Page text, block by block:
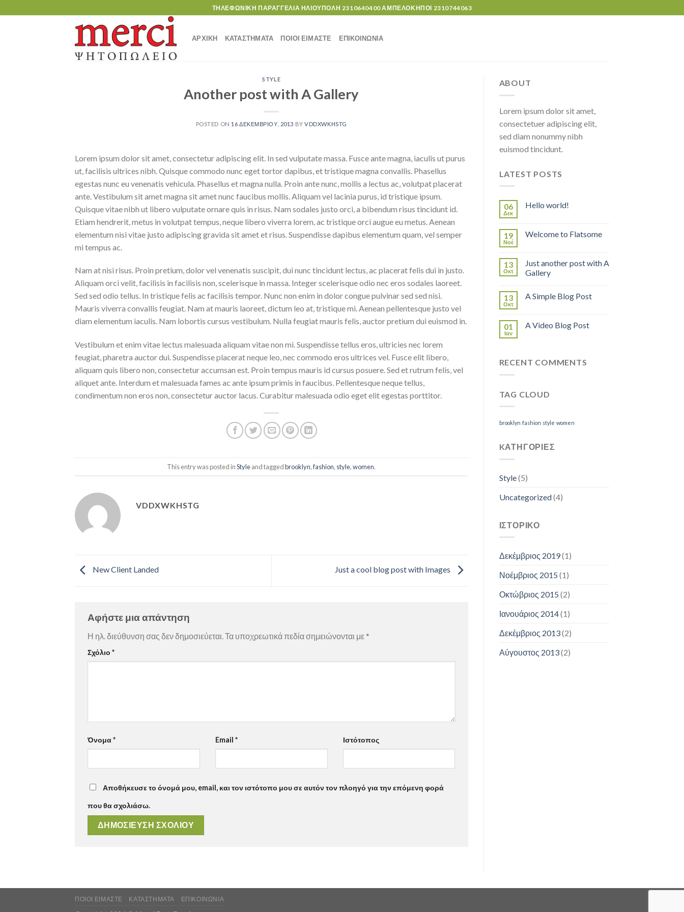
to
ΤΗΛΕΦΩΝΙΚΗ ΠΑΡΑΓΓΕΛΙΑ ΗΛΙΟΥΠΟΛΗ 2310640400ΑΜΠΕΛΟΚΗΠΟΙ 2310744063
ΑΡΧΙΚΗ ΚΑΤΑΣΤΗΜΑΤΑ ΠΟΙΟΙ ΕΙΜΑΣΤΕ ΕΠΙΚΟΙΝΩΝΙΑ
STYLE
Another post with A Gallery
POSTED ON 16 ΔΕΚΕΜΒΡΊΟΥ, 2013 BYVDDXWKHSTG
Lorem ipsum dolor sit amet, consectetur adipiscing elit. In sed vulputate massa. Fusce ante magna, iaculis ut purus
ut, facilisis ultrices nibh. Quisque commodo nunc eget tortor dapibus, et tristique magna convallis. Phasellus
egestas nunc eu venenatis vehicula. Phasellus et magna nulla. Proin ante nunc, mollis a lectus ac, volutpat placerat
ante. Vestibulum sit amet magna sit amet nunc faucibus mollis. Aliquam vel lacinia purus, id tristique ipsum.
Quisque vitae nibh ut libero vulputate ornare quis in risus. Nam sodales justo orci, a bibendum risus tincidunt id.
Etiam hendrerit, metus in volutpat tempus, neque libero viverra lorem, ac tristique orci augue eu metus. Aenean
elementum nisi vitae justo adipiscing gravida sit amet et risus. Suspendisse dapibus elementum quam, vel semper
mi tempus ac.
Nam at nisi risus. Proin pretium, dolor vel venenatis suscipit, dui nunc tincidunt lectus, ac placerat felis dui in justo.
Aliquam orci velit, facilisis in facilisis non, scelerisque in massa. Integer scelerisque odio nec eros sodales laoreet.
Sed sed odio tellus. In tristique felis ac facilisis tempor. Nunc non enim in dolor congue pulvinar sed sed nisi.
Mauris viverra convallis feugiat. Nam at mauris laoreet, dictum leo at, tristique mi. Aenean pellentesque justo vel
diam elementum iaculis. Nam lobortis cursus vestibulum. Nulla feugiat mauris felis, auctor pretium dui euismod in.
Vestibulum et enim vitae lectus malesuada aliquam vitae non mi. Suspendisse tellus eros, ultricies nec lorem
feugiat, pharetra auctor dui. Suspendisse placerat neque leo, nec commodo eros ultrices vel. Fusce elit libero,
aliquam quis libero non, consectetur accumsan est. Proin tempus mauris id cursus posuere. Sed et rutrum felis, vel
aliquet ante. Interdum et malesuada fames ac ante ipsum primis in faucibus. Pellentesque neque tellus,
condimentum non eros non, consectetur auctor lacus. Curabitur malesuada odio eget elit egestas porttitor.
This entry was posted inStyleand taggedbrooklyn,fashion, style,women.
VDDXWKHSTG
New Client Landed Just a cool blog post with Images
Αφήστε μια απάντηση
Η ηλ. διεύθυνση σας δεν δημοσιεύεται.Τα υποχρεωτικά πεδία σημειώνονται με *
Σχόλιο *
Όνομα* Email * Ιστότοπος
Αποθήκευσε το όνομά μου, email, και τον ιστότοπο μου σε αυτόν τον πλοηγό για την επόμενη φορά
που θα σχολιάσω.
ABOUT
Lorem ipsum dolor sit amet,
consectetuer adipiscing elit,
sed diam nonummy nibh
euismod tincidunt.
LATEST POSTS
06
Δεκ
Hello world!
19
Νοέ
Welcome to Flatsome
13
Οκτ
Just another post with A
Gallery
13
Οκτ
A Simple Blog Post
01
Ιαν
A Video Blog Post
RECENT COMMENTS
TAG CLOUD
brooklyn fashion style women
KΑΤΗΓΟΡΊΕΣ
Style(5)
Uncategorized(4)
ΙΣΤΟΡΙΚΌ
Δεκέμβριος 2019(1)
Νοέμβριος 2015 (1)
Οκτώβριος 2015 (2)
Ιανουάριος 2014(1)
Δεκέμβριος 2013(2)
Αύγουστος 2013(2)
ΠΟΙΟΙ ΕΙΜΑΣΤΕ ΚΑΤΑΣΤΉΜΑΤΑ ΕΠΙΚΟΙΝΩΝΊΑ